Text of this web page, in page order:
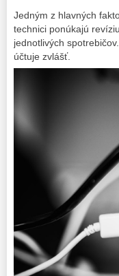
Jedným z hlavných
technici ponúkajú
jednotlivých
účtuje zvlášť.